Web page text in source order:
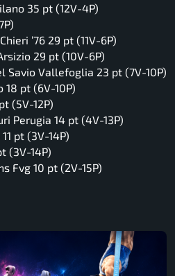
35 pt (12V-4P)
’76 29 pt (11V-6P)
29 pt (10V-6P)
Savio Vallefoglia 23 pt (7V-10P)
pt (6V-10P)
(5V-12P)
Perugia 14 pt (4V-13P)
pt (3V-14P)
(3V-14P)
Fvg 10 pt (2V-15P)